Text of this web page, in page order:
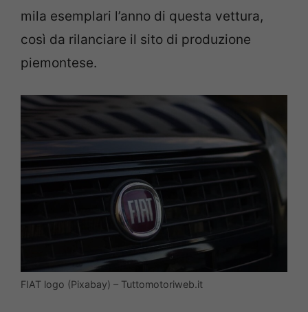
mila esemplari l’anno di questa vettura,
così da rilanciare il sito di produzione
piemontese.
FIAT logo (Pixabay) – Tuttomotoriweb.it